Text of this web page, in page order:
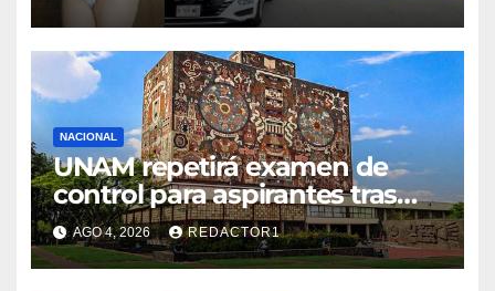
NACIONAL
UNAM repetirá examen de
control para aspirantes tras
fallas en pruebas en línea
AGO 4, 2026 REDACTOR1